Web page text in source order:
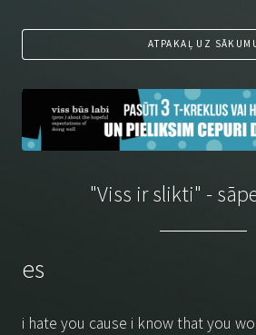
ATPAKAĻ UZ
"Viss ir slikti" -
es
i hate you cause i know that you